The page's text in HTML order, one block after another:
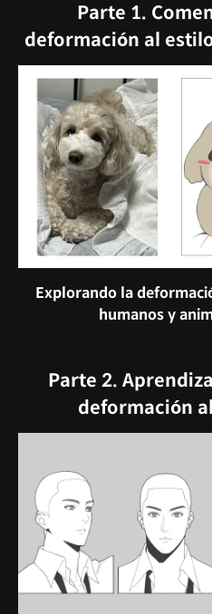
Parte 1.
deformación al
Explorando la
humanos y
Parte 2.
deformación